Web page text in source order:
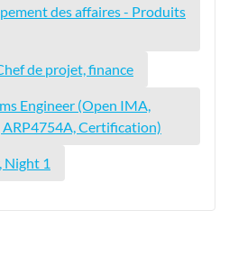
des affaires - Produits
de projet, finance
Engineer (Open IMA,
Certification)
Night 1